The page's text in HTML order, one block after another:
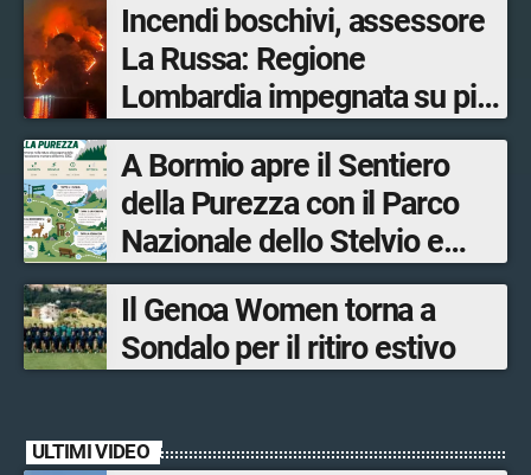
Incendi boschivi, assessore
La Russa: Regione
Lombardia impegnata su più
fronti, 48 volontari coinvolti
tra le province di Lecco,
Sondrio, Milano e Como
A Bormio apre il Sentiero
della Purezza con il Parco
Nazionale dello Stelvio e
Bormio Tourism
Il Genoa Women torna a
Sondalo per il ritiro estivo
ULTIMI VIDEO